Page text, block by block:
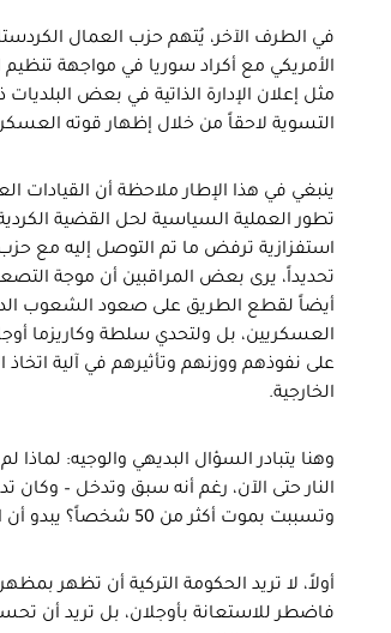
في الطرف الآخر، يُتهم حزب العمال
الأمريكي مع أكراد سوريا في مواجهة
مثل إعلان الإدارة الذاتية في بعض
التسوية لاحقاً من خلال إظهار قوته
ينبغي في هذا الإطار ملاحظة أن
تطور العملية السياسية لحل القضية
استفزازية ترفض ما تم التوصل إليه مع
تحديداً، يرى بعض المراقبين أن موجة
أيضاً لقطع الطريق على صعود الشعوب
العسكريين، بل ولتحدي سلطة وكاريزما
على نفوذهم ووزنهم وتأثيرهم في آلية
الخارجية.
وهنا يتبادر السؤال البديهي والوجيه:
النار حتى الآن، رغم أنه سبق وتدخل –
وتسببت بموت أكثر من 50 شخصاً؟ يبدو أن الأمر منوط بأحد الأسباب التالية:
أولاً، لا تريد الحكومة التركية أن تظهر
فاضطر للاستعانة بأوجلان، بل تريد أن